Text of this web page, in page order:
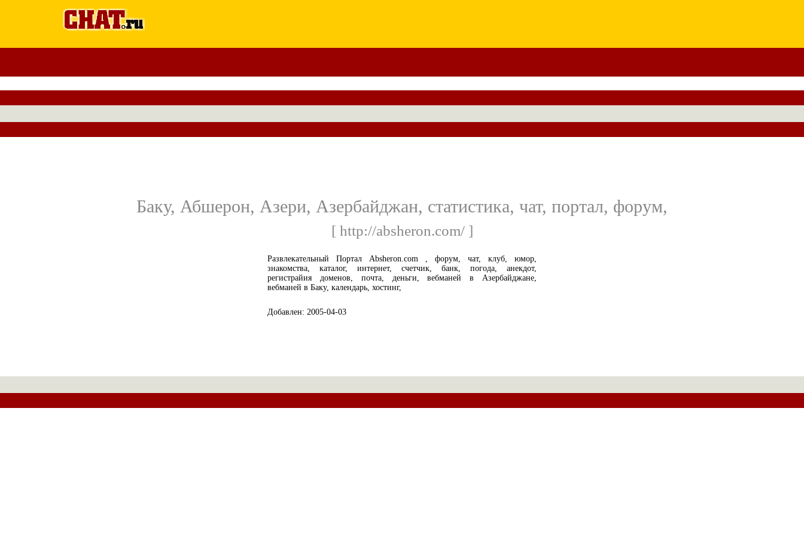
Баку, Абшерон, Азери, Азербайджан, статистика, чат, портал, форум,
[ http://absheron.com/ ]
Развлекательный Портал Absheron.com , форум, чат, клуб, юмор,
знакомства, каталог, интернет, счетчик, банк, погода, анекдот,
регистрайия доменов, почта, деньги, вебманей в Азербайджане,
вебманей в Баку, календарь, хостинг,
Добавлен: 2005-04-03